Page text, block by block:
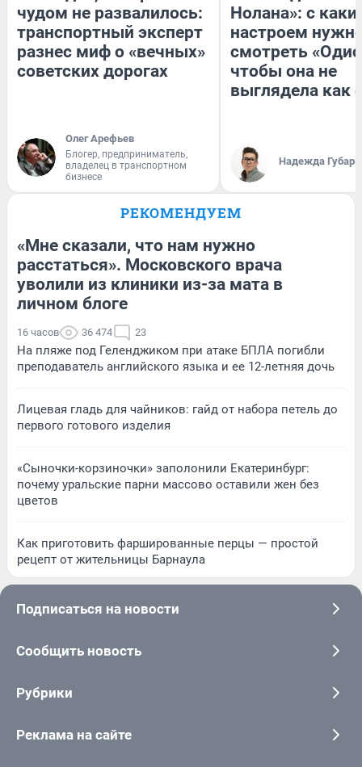
чудом не развалилось:
транспортный эксперт
разнес миф о «вечных»
советских дорогах
Олег Арефьев
Блогер, предприниматель,
владелец в транспортном
бизнесе
Нолана»: с
настроем
смотреть
чтобы она не
выглядела как
Надежда Губарь
РЕКОМЕНДУЕМ
«Мне сказали, что нам нужно
расстаться». Московского врача
уволили из клиники из-за мата в
личном блоге
16 часов 36 474 23
На пляже под Геленджиком при атаке БПЛА погибли
преподаватель английского языка и ее 12-летняя дочь
Лицевая гладь для чайников: гайд от набора петель до
первого готового изделия
«Сыночки-корзиночки» заполонили Екатеринбург:
почему уральские парни массово оставили жен без
цветов
Как приготовить фаршированные перцы — простой
рецепт от жительницы Барнаула
Подписаться на новости
Сообщить новость
Рубрики
Реклама на сайте